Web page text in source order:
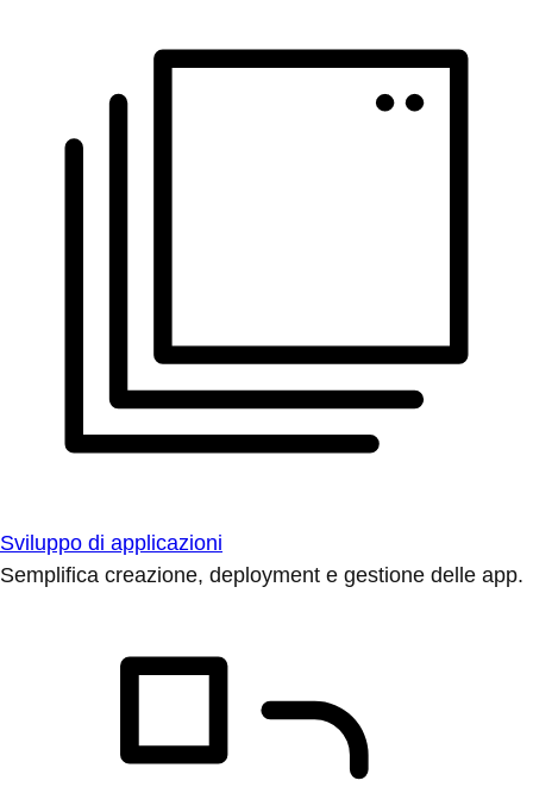
Sviluppo di applicazioni
Semplifica creazione, deployment e gestione delle app.